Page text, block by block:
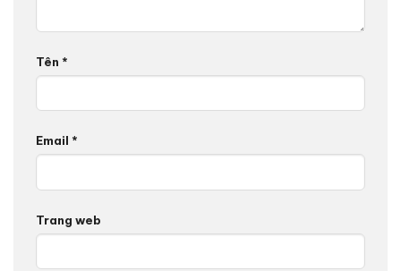
Tên *
Email *
Trang web